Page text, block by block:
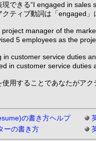
できる“I engaged in sales
ティブ動詞は「engaged」
manager of the
5 employees as the
in customer service duties
in customer service
使用することであなたがア
の書き方ヘルプ
ーの書き方